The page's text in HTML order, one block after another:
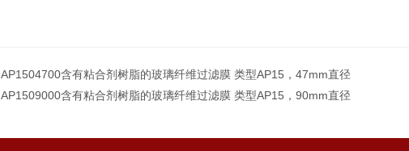
AP1504700含有粘合剂树脂的玻璃纤维过滤膜 类型AP15，47mm直径
AP1509000含有粘合剂树脂的玻璃纤维过滤膜 类型AP15，90mm直径